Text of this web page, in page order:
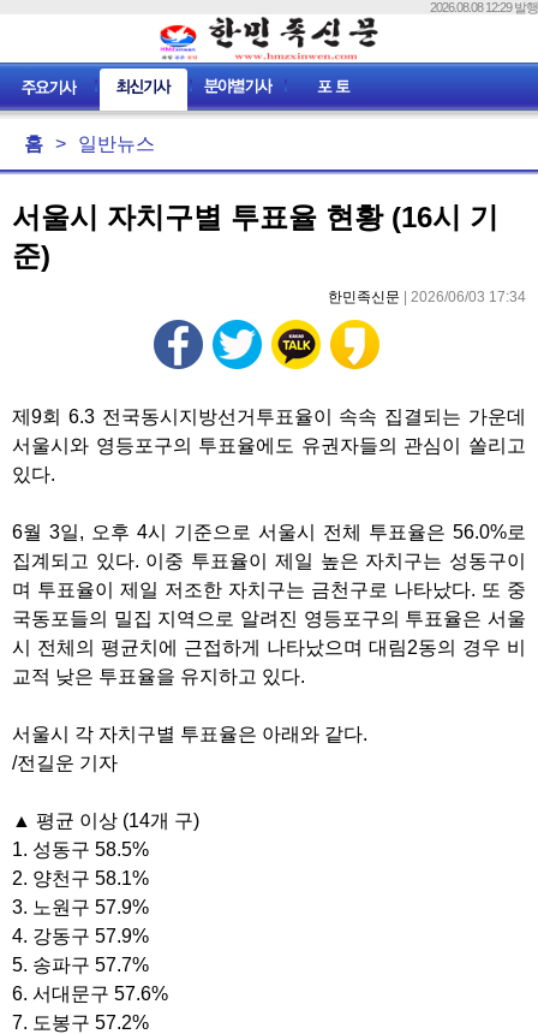
2026.08.08 12:29 발행
홈 > 일반뉴스
서울시 자치구별 투표율 현황 (16시 기
준)
한민족신문 | 2026/06/03 17:34
제9회 6.3 전국동시지방선거투표율이 속속 집결되는 가운데
서울시와 영등포구의 투표율에도 유권자들의 관심이 쏠리고
있다.
6월 3일, 오후 4시 기준으로 서울시 전체 투표율은 56.0%로
집계되고 있다. 이중 투표율이 제일 높은 자치구는 성동구이
며 투표율이 제일 저조한 자치구는 금천구로 나타났다. 또 중
국동포들의 밀집 지역으로 알려진 영등포구의 투표율은 서울
시 전체의 평균치에 근접하게 나타났으며 대림2동의 경우 비
교적 낮은 투표율을 유지하고 있다.
서울시 각 자치구별 투표율은 아래와 같다.
/전길운 기자
▲ 평균 이상 (14개 구)
1. 성동구 58.5%
2. 양천구 58.1%
3. 노원구 57.9%
4. 강동구 57.9%
5. 송파구 57.7%
6. 서대문구 57.6%
7. 도봉구 57.2%